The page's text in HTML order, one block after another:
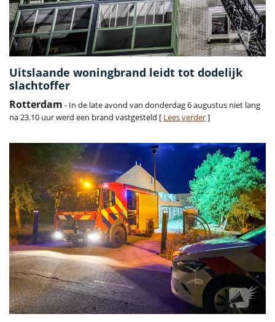
Uitslaande woningbrand leidt tot dodelijk
slachtoffer
Rotterdam - In de late avond van donderdag 6 augustus niet lang
na 23.10 uur werd een brand vastgesteld [ Lees verder]